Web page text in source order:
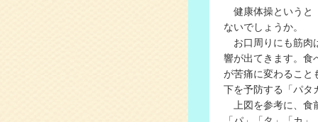
健康体操というと
ないでしょうか。
お口周りにも筋肉
響が出てきます。食
が苦痛に変わること
下を予防する「パタ
上図を参考に、食